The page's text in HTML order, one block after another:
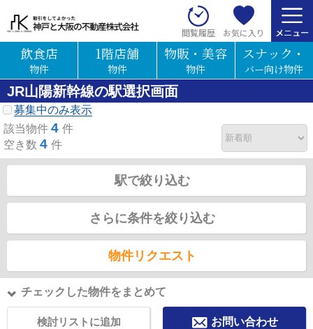
閲覧履歴 お気に入り
飲食店
物件
1階店舗
物件
物販・美容
物件
スナック・
バー向け物件
JR山陽新幹線の駅選択画面
募集中のみ表示
該当物件 4 件
空き数 4 件
駅で絞り込む
さらに条件を絞り込む
物件リクエスト
チェックした物件をまとめて
検討リストに追加 お問い合わせ